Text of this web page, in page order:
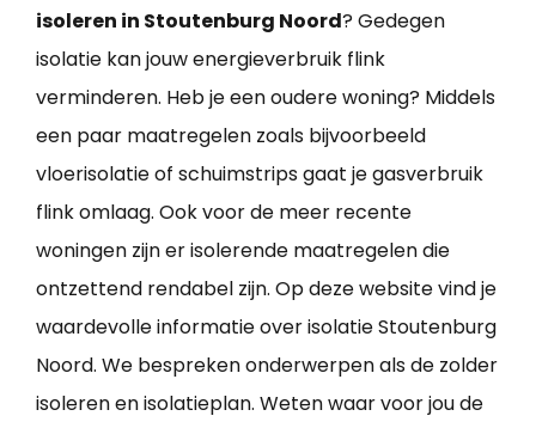
isoleren in Stoutenburg Noord? Gedegen
isolatie kan jouw energieverbruik flink
verminderen. Heb je een oudere woning? Middels
een paar maatregelen zoals bijvoorbeeld
vloerisolatie of schuimstrips gaat je gasverbruik
flink omlaag. Ook voor de meer recente
woningen zijn er isolerende maatregelen die
ontzettend rendabel zijn. Op deze website vind je
waardevolle informatie over isolatie Stoutenburg
Noord. We bespreken onderwerpen als de zolder
isoleren en isolatieplan. Weten waar voor jou de